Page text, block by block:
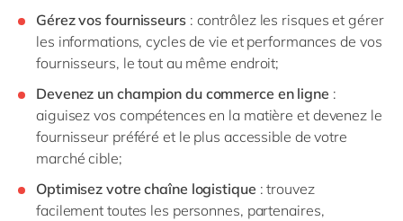
Gérez vos fournisseurs : contrôlez les risques et gérer
les informations, cycles de vie et performances de vos
fournisseurs, le tout au même endroit;
Devenez un champion du commerce en ligne :
aiguisez vos compétences en la matière et devenez le
fournisseur préféré et le plus accessible de votre
marché cible;
Optimisez votre chaîne logistique : trouvez
facilement toutes les personnes, partenaires,